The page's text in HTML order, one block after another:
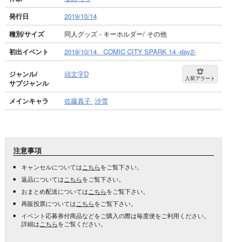
発行日
2019/10/14
種別/サイズ
同人グッズ - キーホルダー/ その他
初出イベント
2019/10/14 COMIC CITY SPARK 14 -day2-
ジャンル/
サブジャンル
頭文字D 入荷アラート
メインキャラ 佐藤真子 沙雪
注意事項
キャンセルについては こちらをご覧下さい。
返品については こちらをご覧下さい。
おまとめ配送については こちらをご覧下さい。
再販投票については こちらをご覧下さい。
イベント応募券付商品などをご購入の際は毎度便をご利用ください。
詳細は こちらをご覧ください。